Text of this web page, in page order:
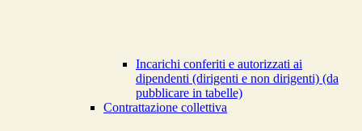
Incarichi conferiti e autorizzati ai
dipendenti (dirigenti e non dirigenti) (da
pubblicare in tabelle)
Contrattazione collettiva